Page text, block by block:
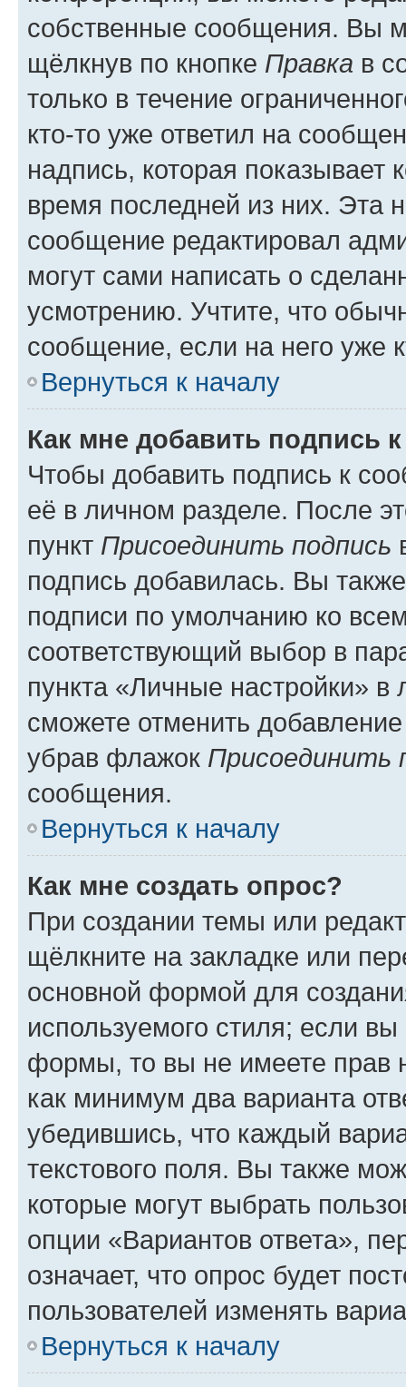
собственные сообщения. Вы
щёлкнув по кнопке Правка в
только в течение
кто-то уже ответил на
надпись, которая показывает
время последней из них. Эта
сообщение редактировал
могут сами написать о
усмотрению. Учтите, что
сообщение, если на него уже
Вернуться к началу
Как мне добавить подпись
Чтобы добавить подпись к
её в личном разделе. После
пункт Присоединить подпись
подпись добавилась. Вы
подписи по умолчанию ко
соответствующий выбор в
пункта «Личные настройки»
сможете отменить
убрав флажок Присоединить
сообщения.
Вернуться к началу
Как мне создать опрос?
При создании темы или
щёлкните на закладке или
основной формой для
используемого стиля; если
формы, то вы не имеете прав
как минимум два варианта
убедившись, что каждый
текстового поля. Вы также
которые могут выбрать
опции «Вариантов ответа»,
означает, что опрос будет
пользователей изменять
Вернуться к началу